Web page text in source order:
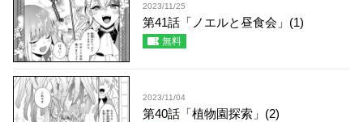
2023/11/25
第41話「ノエルと昼食会」(1)
無料
2023/11/04
第40話「植物園探索」(2)